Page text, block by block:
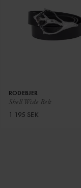
Shell Wide Belt
RODEBJER
1 195 SEK